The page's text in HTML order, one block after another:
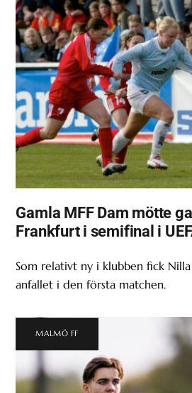
Gamla MFF Dam mötte
Frankfurt i semifinal i
Som relativt ny i klubben fick
anfallet i den första matchen.
MALMÖ FF